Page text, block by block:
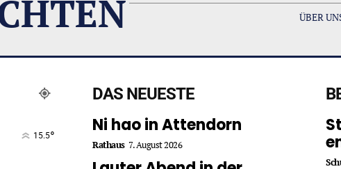
ÜBER
15.5°
DAS NEUESTE
Ni hao in Attendorn
Rathaus 7. August 2026